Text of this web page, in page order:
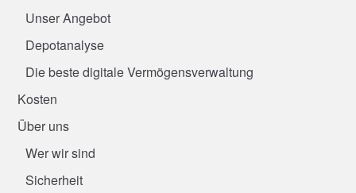
Unser Angebot
Depotanalyse
Die beste digitale Vermögensverwaltung
Kosten
Über uns
Wer wir sind
Sicherheit